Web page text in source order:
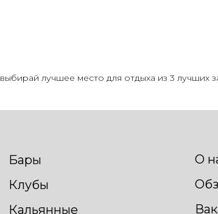
лучшее место для отдыха из 3 лучших
Бары
Клубы
Кальянные
О